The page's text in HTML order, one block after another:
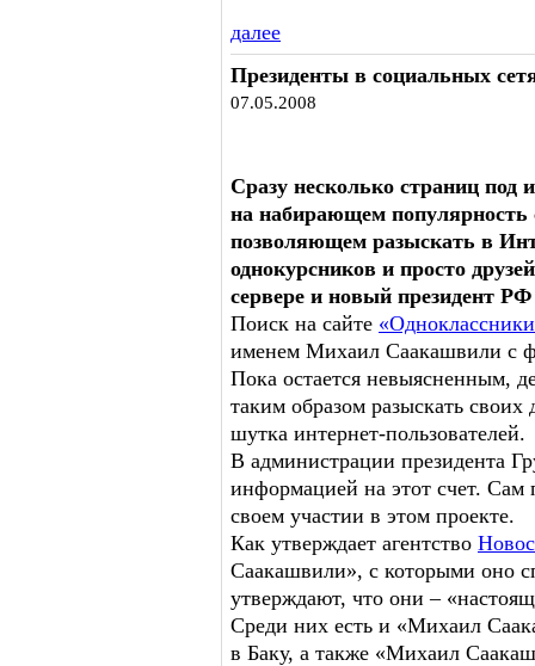
далее
Президенты в социальных
07.05.2008
Сразу несколько страниц
на набирающем популярность
позволяющем разыскать в
однокурсников и просто
сервере и новый президент
Поиск на сайте
именем Михаил Саакашвили с
Пока остается невыясненным,
таким образом разыскать
шутка интернет-пользователей.
В администрации президента
информацией на этот счет. Сам
своем участии в этом проекте.
Как утверждает агентство
Саакашвили», с которыми оно
утверждают, что они –
Среди них есть и «Михаил
в Баку, а также «Михаил